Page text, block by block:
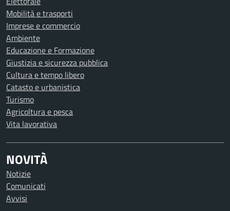
Mobilità e trasporti
Imprese e commercio
Ambiente
Educazione e Formazione
Giustizia e sicurezza pubblica
Cultura e tempo libero
Catasto e urbanistica
Turismo
Agricoltura e pesca
Vita lavorativa
NOVITÀ
Notizie
Comunicati
Avvisi